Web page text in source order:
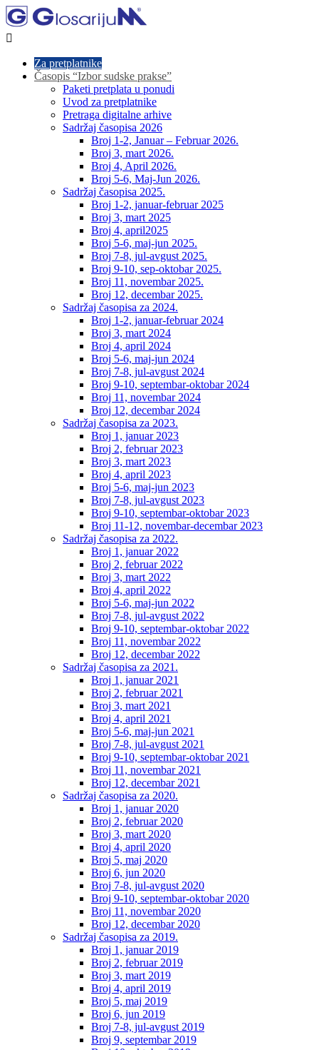

Za pretplatnike
Časopis “Izbor sudske prakse”
Paketi pretplata u ponudi
Uvod za pretplatnike
Pretraga digitalne arhive
Sadržaj časopisa 2026
Broj 1-2, Januar – Februar 2026.
Broj 3, mart 2026.
Broj 4, April 2026.
Broj 5-6, Maj-Jun 2026.
Sadržaj časopisa 2025.
Broj 1-2, januar-februar 2025
Broj 3, mart 2025
Broj 4, april2025
Broj 5-6, maj-jun 2025.
Broj 7-8, jul-avgust 2025.
Broj 9-10, sep-oktobar 2025.
Broj 11, novembar 2025.
Broj 12, decembar 2025.
Sadržaj časopisa za 2024.
Broj 1-2, januar-februar 2024
Broj 3, mart 2024
Broj 4, april 2024
Broj 5-6, maj-jun 2024
Broj 7-8, jul-avgust 2024
Broj 9-10, septembar-oktobar 2024
Broj 11, novembar 2024
Broj 12, decembar 2024
Sadržaj časopisa za 2023.
Broj 1, januar 2023
Broj 2, februar 2023
Broj 3, mart 2023
Broj 4, april 2023
Broj 5-6, maj-jun 2023
Broj 7-8, jul-avgust 2023
Broj 9-10, septembar-oktobar 2023
Broj 11-12, novembar-decembar 2023
Sadržaj časopisa za 2022.
Broj 1, januar 2022
Broj 2, februar 2022
Broj 3, mart 2022
Broj 4, april 2022
Broj 5-6, maj-jun 2022
Broj 7-8, jul-avgust 2022
Broj 9-10, septembar-oktobar 2022
Broj 11, novembar 2022
Broj 12, decembar 2022
Sadržaj časopisa za 2021.
Broj 1, januar 2021
Broj 2, februar 2021
Broj 3, mart 2021
Broj 4, april 2021
Broj 5-6, maj-jun 2021
Broj 7-8, jul-avgust 2021
Broj 9-10, septembar-oktobar 2021
Broj 11, novembar 2021
Broj 12, decembar 2021
Sadržaj časopisa za 2020.
Broj 1, januar 2020
Broj 2, februar 2020
Broj 3, mart 2020
Broj 4, april 2020
Broj 5, maj 2020
Broj 6, jun 2020
Broj 7-8, jul-avgust 2020
Broj 9-10, septembar-oktobar 2020
Broj 11, novembar 2020
Broj 12, decembar 2020
Sadržaj časopisa za 2019.
Broj 1, januar 2019
Broj 2, februar 2019
Broj 3, mart 2019
Broj 4, april 2019
Broj 5, maj 2019
Broj 6, jun 2019
Broj 7-8, jul-avgust 2019
Broj 9, septembar 2019